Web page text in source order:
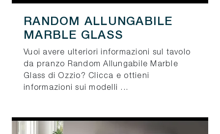
RANDOM ALLUNGABILE
MARBLE GLASS
Vuoi avere ulteriori informazioni sul tavolo
da pranzo Random Allungabile Marble
Glass di Ozzio? Clicca e ottieni
informazioni sui modelli ...